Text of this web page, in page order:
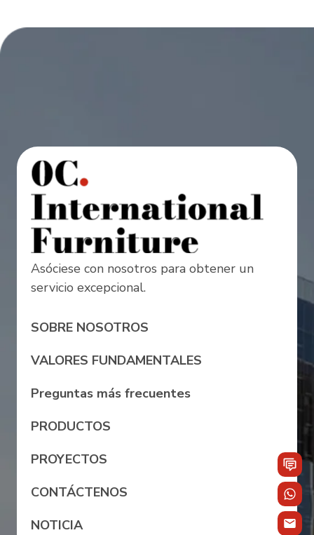
Asóciese con nosotros para obtener un
servicio excepcional.
SOBRE NOSOTROS
VALORES FUNDAMENTALES
Preguntas más frecuentes
PRODUCTOS
PROYECTOS
CONTÁCTENOS
NOTICIA